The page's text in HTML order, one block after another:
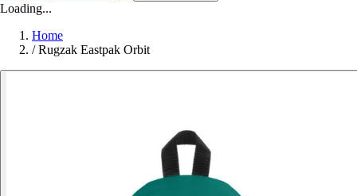
Loading...
Home
/ Rugzak Eastpak Orbit